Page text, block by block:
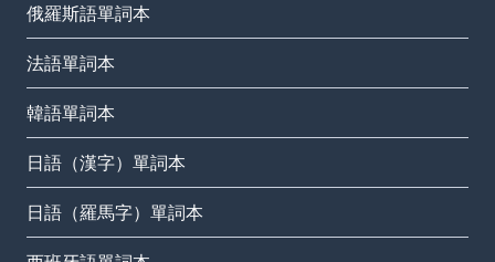
俄羅斯語單詞本
法語單詞本
韓語單詞本
日語（漢字）單詞本
日語（羅馬字）單詞本